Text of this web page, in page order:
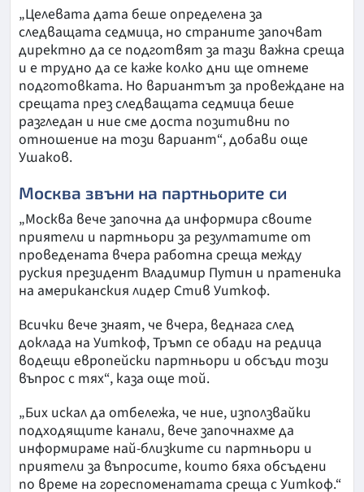
„Целевата дата беше определена за
следващата седмица, но страните започват
директно да се подготвят за тази важна среща
и е трудно да се каже колко дни ще отнеме
подготовката. Но вариантът за провеждане на
срещата през следващата седмица беше
разгледан и ние сме доста позитивни по
отношение на този вариант“, добави още
Ушаков.
Москва звъни на партньорите си
„Москва вече започна да информира своите
приятели и партньори за резултатите от
проведената вчера работна среща между
руския президент Владимир Путин и пратеника
на американския лидер Стив Уиткоф.
Всички вече знаят, че вчера, веднага след
доклада на Уиткоф, Тръмп се обади на редица
водещи европейски партньори и обсъди този
въпрос с тях“, каза още той.
„Бих искал да отбележа, че ние, използвайки
подходящите канали, вече започнахме да
информираме най-близките си партньори и
приятели за въпросите, които бяха обсъдени
по време на гореспоменатата среща с Уиткоф.“